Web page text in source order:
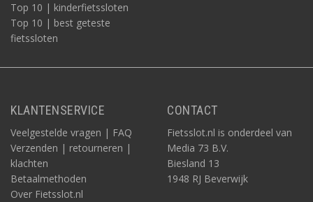
Top 10 | kinderfietssloten
Top 10 | best geteste
fietssloten
KLANTENSERVICE
Veelgestelde vragen | FAQ
Verzenden | retourneren |
klachten
Betaalmethoden
Over Fietsslot.nl
CONTACT
Fietsslot.nl is onderdeel van
Media 73 B.V.
Biesland 13
1948 RJ Beverwijk